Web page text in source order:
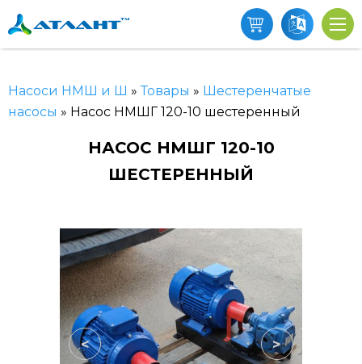
Насоси НМШ и Ш »Товары » Шестеренчатые
насосы » Насос НМШГ 120-10 шестеренный
НАСОС НМШГ 120-10
ШЕСТЕРЕННЫЙ
< >